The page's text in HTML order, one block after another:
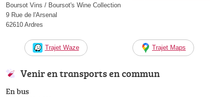
Boursot Vins / Boursot's Wine Collection
9 Rue de l'Arsenal
62610 Ardres
Trajet Waze Trajet Maps
Venir en transports en commun
En bus